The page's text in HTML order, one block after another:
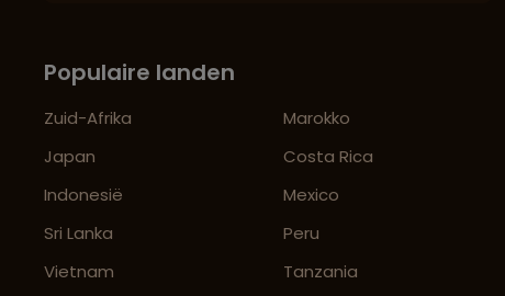
Populaire landen
Zuid-Afrika
Japan
Indonesië
Sri Lanka
Vietnam
Marokko
Costa Rica
Mexico
Peru
Tanzania